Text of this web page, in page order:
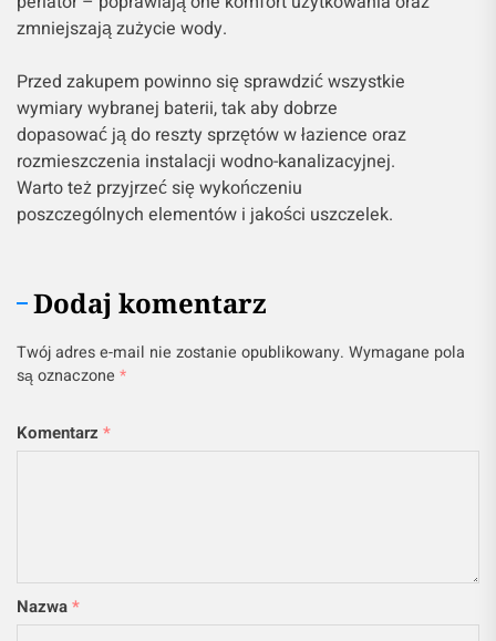
zmniejszają zużycie wody.
Przed zakupem powinno się sprawdzić wszystkie
wymiary wybranej baterii, tak aby dobrze
dopasować ją do reszty sprzętów w łazience oraz
rozmieszczenia instalacji wodno-kanalizacyjnej.
Warto też przyjrzeć się wykończeniu
poszczególnych elementów i jakości uszczelek.
Dodaj komentarz
Twój adres e-mail nie zostanie opublikowany. Wymagane pola
są oznaczone *
Komentarz *
Nazwa*